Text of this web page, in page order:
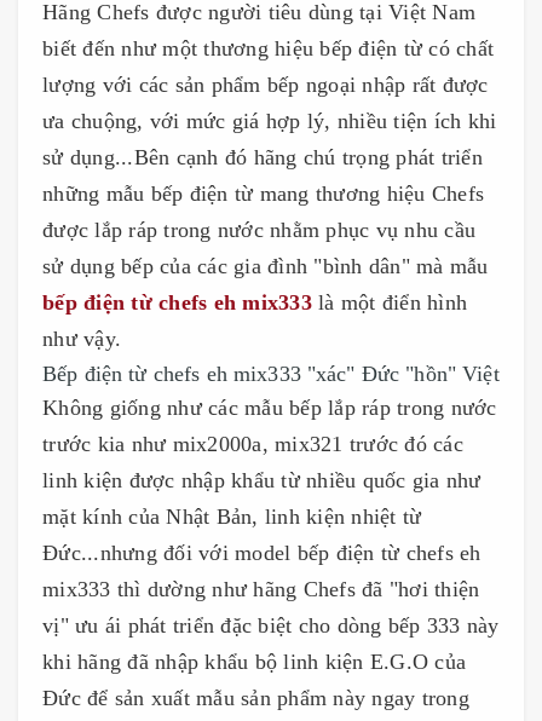
Hãng Chefs được người tiêu dùng tại Việt Nam
biết đến như một thương hiệu bếp điện từ có chất
lượng với các sản phẩm bếp ngoại nhập rất được
ưa chuộng, với mức giá hợp lý, nhiều tiện ích khi
sử dụng...Bên cạnh đó hãng chú trọng phát triển
những mẫu bếp điện từ mang thương hiệu Chefs
được lắp ráp trong nước nhằm phục vụ nhu cầu
sử dụng bếp của các gia đình "bình dân" mà mẫu
bếp điện từ chefs eh mix333là một điển hình
như vậy.
Bếp điện từ chefs eh mix333 "xác" Đức "hồn" Việt
Không giống như các mẫu bếp lắp ráp trong nước
trước kia như mix2000a, mix321 trước đó các
linh kiện được nhập khẩu từ nhiều quốc gia như
mặt kính của Nhật Bản, linh kiện nhiệt từ
Đức...nhưng đối với model bếp điện từ chefs eh
mix333 thì dường như hãng Chefs đã "hơi thiện
vị" ưu ái phát triển đặc biệt cho dòng bếp 333 này
khi hãng đã nhập khẩu bộ linh kiện E.G.O của
Đức để sản xuất mẫu sản phẩm này ngay trong